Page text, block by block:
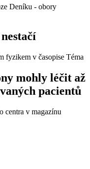
Deníku - obory
fyzikem v časopise Téma
mohly léčit až
pacientů
centra v magazínu